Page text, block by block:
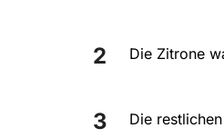
Die Zitrone
Die